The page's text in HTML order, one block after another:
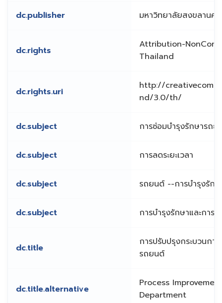
dc.publisher มหาวิทยาลัยสงขลานค
dc.rights
Attribution-
Thailand
dc.rights.uri
http://
nd/3.0/th/
dc.subject การซ่อมบำรุงรักษารถย
dc.subject การลดระยะเวลา
dc.subject รถยนต์ --การบำรุงรักษ
dc.subject การบำรุงรักษาและการ
dc.title
การปรับปรุงกระบวนกา
รถยนต์
dc.title.alternative
Process
Department